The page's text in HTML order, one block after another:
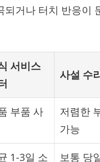
되거나 터치 반응이
서비스
사설 수
부품 사
저렴한
가능
1-3일 소
보통 당